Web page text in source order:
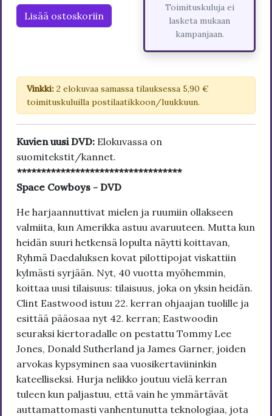
Lisää ostoskoriin
Toimituskuluja ei
lasketa mukaan
kampanjaan.
Vinkki: 2 elokuvaa samassa tilauksessa 5,90 €
toimituskuluilla postilaatikkoon/luukkuun.
Kuvien uusi DVD: Elokuvassa on
suomitekstit/kannet.
**********************************
Space Cowboys - DVD
He harjaannuttivat mielen ja ruumiin ollakseen
valmiita, kun Amerikka astuu avaruuteen. Mutta kun
heidän suuri hetkensä lopulta näytti koittavan,
Ryhmä Daedaluksen kovat pilottipojat viskattiin
kylmästi syrjään. Nyt, 40 vuotta myöhemmin,
koittaa uusi tilaisuus: tilaisuus, joka on yksin heidän.
Clint Eastwood istuu 22. kerran ohjaajan tuolille ja
esittää pääosaa nyt 42. kerran; Eastwoodin
seuraksi kiertoradalle on pestattu Tommy Lee
Jones, Donald Sutherland ja James Garner, joiden
arvokas kypsyminen saa vuosikertaviininkin
kateelliseksi. Hurja nelikko joutuu vielä kerran
tuleen kun paljastuu, että vain he ymmärtävät
auttamattomasti vanhentunutta teknologiaa, jota